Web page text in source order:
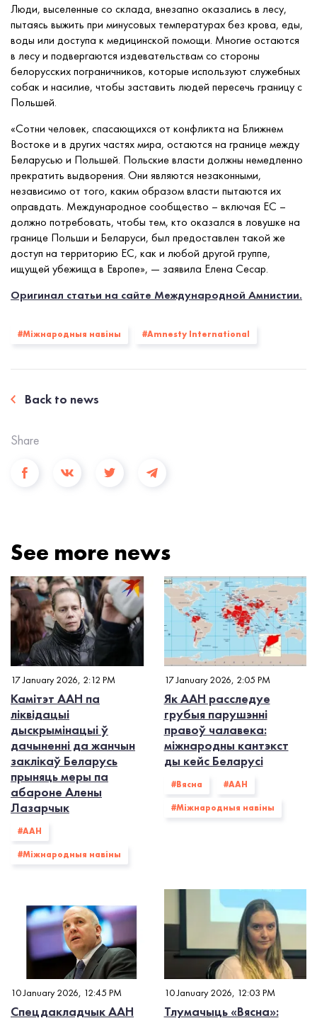
Люди, выселенные со склада, внезапно оказались в лесу,
пытаясь выжить при минусовых температурах без крова, еды,
воды или доступа к медицинской помощи. Многие остаются
в лесу и подвергаются издевательствам со стороны
белорусских пограничников, которые используют служебных
собак и насилие, чтобы заставить людей пересечь границу с
Польшей.
«Сотни человек, спасающихся от конфликта на Ближнем
Востоке и в других частях мира, остаются на границе между
Беларусью и Польшей. Польские власти должны немедленно
прекратить выдворения. Они являются незаконными,
независимо от того, каким образом власти пытаются их
оправдать. Международное сообщество – включая ЕС –
должно потребовать, чтобы тем, кто оказался в ловушке на
границе Польши и Беларуси, был предоставлен такой же
доступ на территорию ЕС, как и любой другой группе,
ищущей убежища в Европе», — заявила Елена Сесар.
Оригинал статьи на сайте Международной Амнистии.
#Міжнародныя навіны #Amnesty International
Back to news
Share
See more news
17 January 2026, 2:12 PM
Камітэт ААН па
ліквідацыі
дыскрымінацыі ў
дачыненні да жанчын
заклікаў Беларусь
прыняць меры па
абароне Алены
Лазарчык
#ААН
#Міжнародныя навіны
17 January 2026, 2:05 PM
Як ААН расследуе
грубыя парушэнні
правоў чалавека:
міжнародны кантэкст
ды кейс Беларусі
#Вясна #ААН
#Міжнародныя навіны
10 January 2026, 12:45 PM
Спецдакладчык ААН
10 January 2026, 12:03 PM
Тлумачыць «Вясна»: